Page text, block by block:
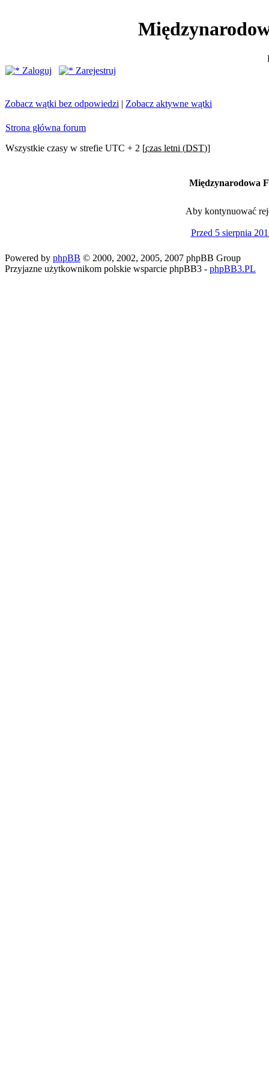
Zaloguj
Zarejestruj
Zobacz wątki bez odpowiedzi | Zobacz aktywne wątki
Strona główna forum
Wszystkie czasy w strefie UTC + 2 [czas letni (DST)]
Międzynarodowa
Aby kontynuować
Przed 5 sierpnia
Powered by phpBB © 2000, 2002, 2005, 2007 phpBB Group
Przyjazne użytkownikom polskie wsparcie phpBB3 - phpBB3.PL